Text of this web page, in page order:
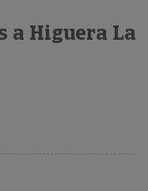
a Higuera La